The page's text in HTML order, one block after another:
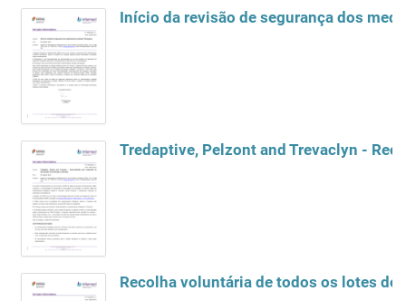
Início da revisão de segurança dos
Recolha voluntária de todos os lotes